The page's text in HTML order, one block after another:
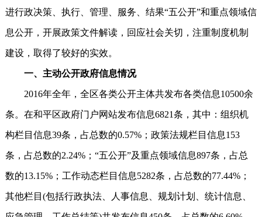
进行政决策、执行、管理、服务、结果“五公开”和重点领域信
息公开，开展政策文件解读，回应社会关切，注重制度机制
建设，取得了较好的实效。
一、主动公开政府信息情况
2016年全年，全区各类公开主体共发布各类信息10500余
条。在和平区政府门户网站发布信息6821条，其中：组织机
构栏目信息39条，占总数的0.57%；政策法规栏目信息153
条，占总数的2.24%；“五公开”及重点领域信息897条，占总
数的13.15%；工作动态栏目信息5282条，占总数的77.44%；
其他栏目(包括行政执法、人事信息、规划计划、统计信息、